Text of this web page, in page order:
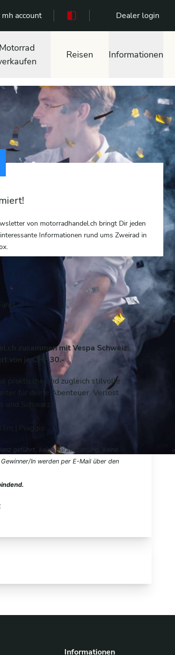
mh account Dealer login
Motorrad
Reisen Informationen
von motorradhandel.ch bringt Dir jeden
Informationen rund ums Zweirad in
zusammen mit Vespa Schweiz:
von je CHF 30.-
praktische und zugleich stilvolle
für deine Abenteuer. Verlost
und Schwarz.
| Piaggio
geführt, keine Barauszahlung, keine
Gewinner/In werden per E-Mail über den
Informationen